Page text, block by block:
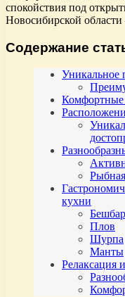
спокойствия под
Новосибирской
Содержание
Уникальное
Комфортные
кухни
Плов
Шурпа
Манты
Релаксация